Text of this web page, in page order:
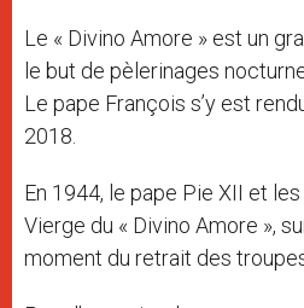
Le « Divino Amore » est un
le but de pèlerinages
Le pape François s’y est
2018.
En 1944, le pape Pie XII et
Vierge du « Divino Amore »,
moment du retrait des